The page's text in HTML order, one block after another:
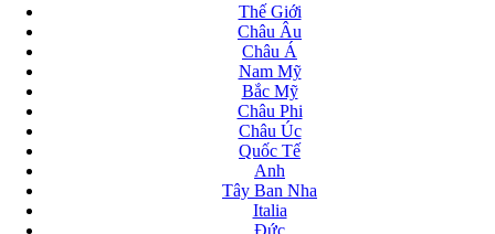
Thế Giới
Châu Âu
Châu Á
Nam Mỹ
Bắc Mỹ
Châu Phi
Châu Úc
Quốc Tế
Anh
Tây Ban Nha
Italia
Đức